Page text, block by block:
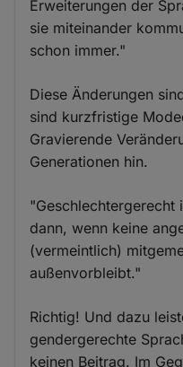
Erweiterungen der
sie miteinander
schon immer."
Diese Änderungen
sind kurzfristige
Gravierende
Generationen hin.
"Geschlechtergerecht
dann, wenn keine
(vermeintlich)
außenvorbleibt."
Richtig! Und dazu
gendergerechte
keinen Beitrag. Im